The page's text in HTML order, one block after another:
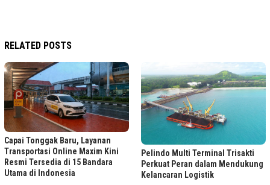
RELATED POSTS
Capai Tonggak Baru, Layanan
Transportasi Online Maxim Kini
Resmi Tersedia di 15 Bandara
Utama di Indonesia
Pelindo Multi Terminal Trisakti
Perkuat Peran dalam Mendukung
Kelancaran Logistik